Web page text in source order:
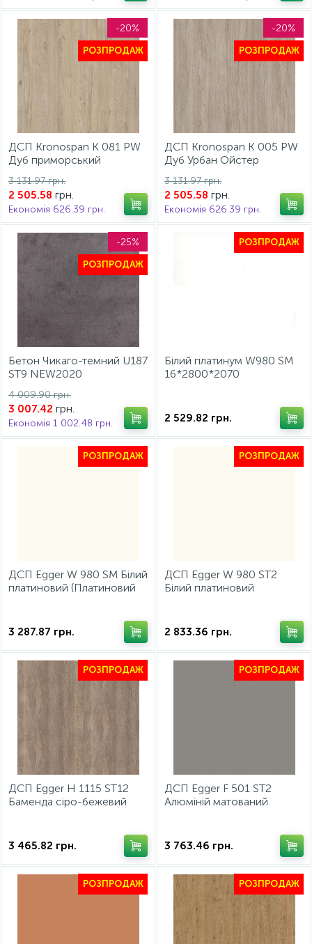
-20%
РОЗПРОДАЖ
ДСП Kronospan K 081 PW
Дуб приморський
мм
2 505.58 грн.
3 131.97 грн.
Економія 626.39 грн.
-20%
РОЗПРОДАЖ
ДСП Kronospan K 005 PW
Дуб Урбан Ойстер
2 505.58 грн.
3 131.97 грн.
Економія 626.39 грн.
-25%
РОЗПРОДАЖ
Бетон Чикаго-темний U187
ST9 NEW2020
3 007.42 грн.
4 009.90 грн.
Економія 1 002.48 грн.
РОЗПРОДАЖ
Білий платинум W980 SM
16*2800*2070
2 529.82 грн.
РОЗПРОДАЖ
ДСП Egger W 980 SM Білий
платиновий (Платиновий
3 287.87 грн.
РОЗПРОДАЖ
ДСП Egger W 980 ST2
Білий платиновий
2 833.36 грн.
РОЗПРОДАЖ
ДСП Egger H 1115 ST12
Баменда сіро-бежевий
3 465.82 грн.
РОЗПРОДАЖ
ДСП Egger F 501 ST2
Алюміній матований
3 763.46 грн.
РОЗПРОДАЖ РОЗПРОДАЖ